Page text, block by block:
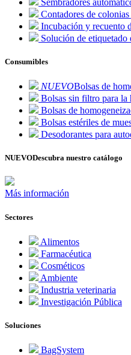
Contadores de
Incubación y recuento
Solución de etiquetado
Consumibles
NUEVOBolsas de
Bolsas sin filtro para la
Bolsas de
Bolsas estériles de
Desodorantes para
NUEVODescubra nuestro catálogo
Más información
Sectores
Alimentos
Farmacéutica
Cosméticos
Ambiente
Industria veterinaria
Investigación Pública
Soluciones
BagSystem